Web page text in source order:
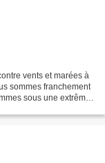
vents et marées à
sommes franchement
sous une extrême